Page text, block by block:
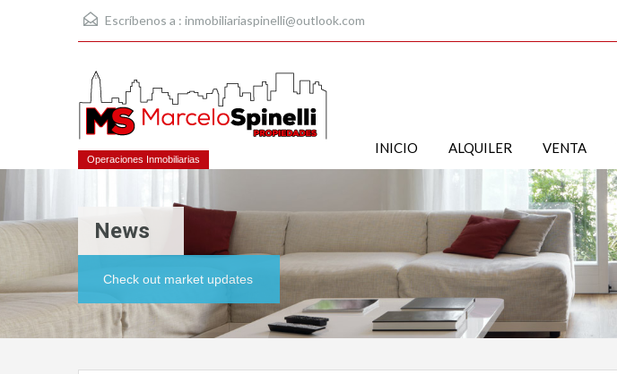
Escríbenos a : inmobiliariaspinelli@outlook.com
Operaciones Inmobiliarias
INICIO ALQUILER VENTA
News
Check out market updates